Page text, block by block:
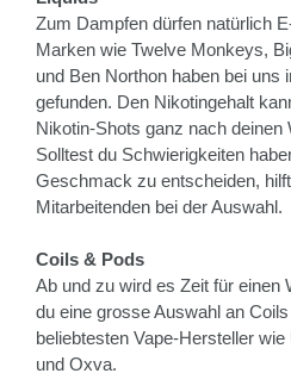
Zum Dampfen dürfen natürlich
Marken wie Twelve Monkeys,
und Ben Northon haben bei uns
gefunden. Den Nikotingehalt
Nikotin-Shots ganz nach deinen
Solltest du Schwierigkeiten
Geschmack zu entscheiden,
Mitarbeitenden bei der Auswahl.
Coils & Pods
Ab und zu wird es Zeit für einen
du eine grosse Auswahl an
beliebtesten Vape-Hersteller
und Oxva.